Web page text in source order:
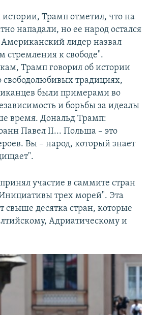
истории, Трамп отметил, что на
нападали, но ее народ остался
лидер назвал
стремления к свободе".
Трамп говорил об истории
свободолюбивых традициях,
были примерами во
и борьбы за идеалы
время. Дональд Трамп:
Павел II... Польша – это
Вы – народ, который знает
участие в саммите стран
трех морей". Эта
свыше десятка стран, которые
Адриатическому и